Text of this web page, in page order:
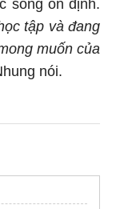
sống ổn định.
tập và đang
muốn của
nói.